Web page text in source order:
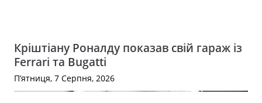
Кріштіану Роналду показав свій гараж із
Ferrari та Bugatti
П’ятниця, 7 Серпня, 2026